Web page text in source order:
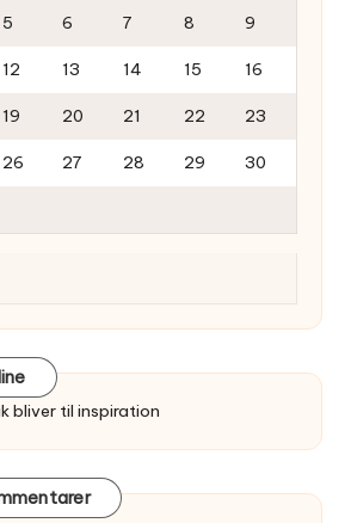
5 6 7 8 9
12 13 14 15 16
19 20 21 22 23
26 27 28 29 30
bliver til inspiration